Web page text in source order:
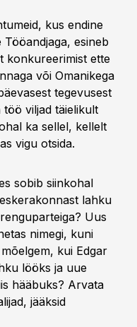
kus endine
esineb
konkureerimist ette
või Omanikega
tegevusest
viljad täielikult
ka sellel, kellelt
vigu otsida.
sobib siinkohal
lahku
Uus
nimegi, kuni
kui Edgar
lööks ja uue
hääbuks? Arvata
jääksid